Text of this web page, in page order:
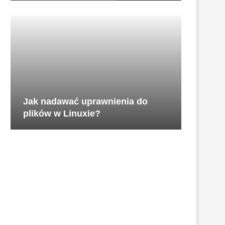
Jak nadawać uprawnienia do
plików w Linuxie?